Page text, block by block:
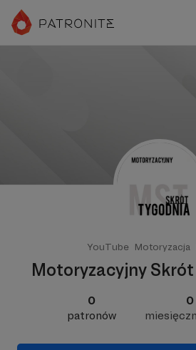
YouTube Motoryzacja
Motoryzacyjny
0
patronów
0